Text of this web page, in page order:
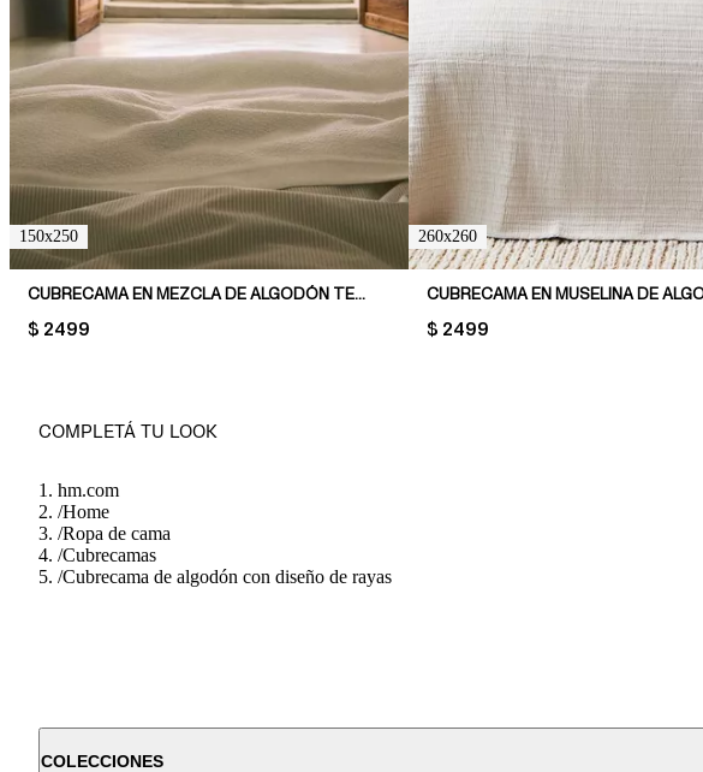
150x250
CUBRECAMA EN MEZCLA DE ALGODÓN TEXTURIZADO
PRICE:
$ 2499
260x260
CUBRECAMA EN MUSELINA DE
PRICE:
$ 2499
COMPLETÁ TU LOOK
hm.com
/Home
/Ropa de cama
/Cubrecamas
/Cubrecama de algodón con diseño de rayas
COLECCIONES